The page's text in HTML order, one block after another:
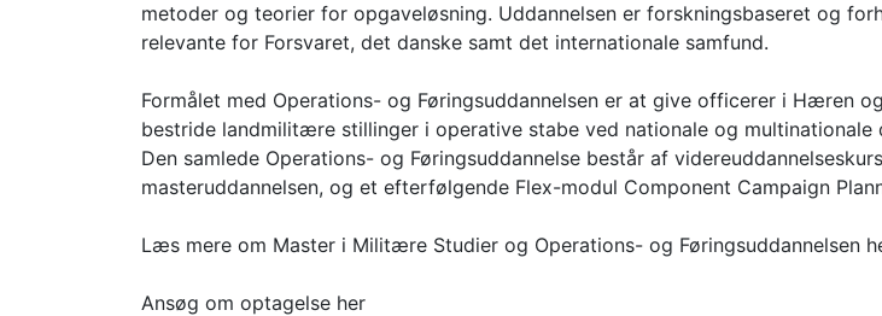
metoder og teorier for opgaveløsning. Uddannelsen er forskningsbaseret og
relevante for Forsvaret, det danske samt det internationale samfund.
Formålet med Operations- og Føringsuddannelsen er at give officerer i Hæren
bestride landmilitære stillinger i operative stabe ved nationale og
Den samlede Operations- og Føringsuddannelse består af
masteruddannelsen, og et efterfølgende Flex-modul Component Campaign
Læs mere om Master i Militære Studier og Operations- og Føringsuddannelsen
Ansøg om optagelse her